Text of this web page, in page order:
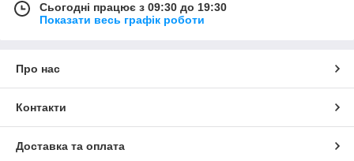
Сьогодні працює з 09:30 до 19:30
Показати весь графік роботи
Про нас
Контакти
Доставка та оплата